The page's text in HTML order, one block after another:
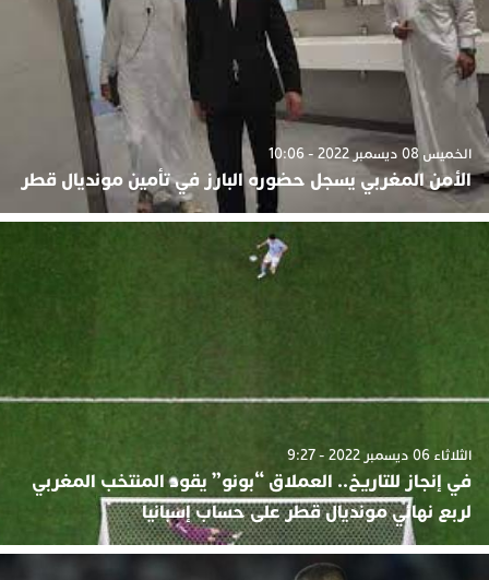
الخميس 08 ديسمبر 2022 - 10:06
الأمن المغربي يسجل حضوره البارز في تأمين مونديال قطر
الثلاثاء 06 ديسمبر 2022 - 9:27
في إنجاز للتاريخ.. العملاق “بونو” يقود المنتخب المغربي
لربع نهائي مونديال قطر على حساب إسبانيا